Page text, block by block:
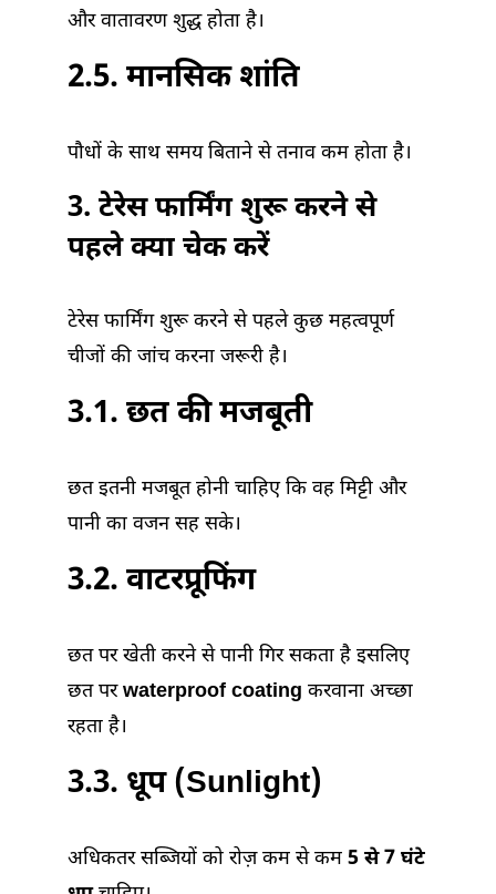
और वातावरण शुद्ध होता है।
2.5. मानसिक शांति
पौधों के साथ समय बिताने से तनाव कम होता है।
3. टेरेस फार्मिंग शुरू करने से
पहले क्या चेक करें
टेरेस फार्मिंग शुरू करने से पहले कुछ महत्वपूर्ण
चीजों की जांच करना जरूरी है।
3.1. छत की मजबूती
छत इतनी मजबूत होनी चाहिए कि वह मिट्टी और
पानी का वजन सह सके।
3.2. वाटरप्रूफिंग
छत पर खेती करने से पानी गिर सकता है इसलिए
छत परwaterproof coating करवाना अच्छा
रहता है।
3.3. धूप (Sunlight)
अधिकतर सब्जियों को रोज़ कम से कम 5 से 7 घंटे